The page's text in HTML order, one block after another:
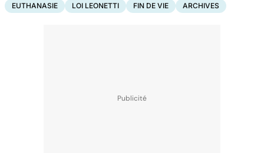
EUTHANASIE LOI LEONETTI FIN DE VIE ARCHIVES